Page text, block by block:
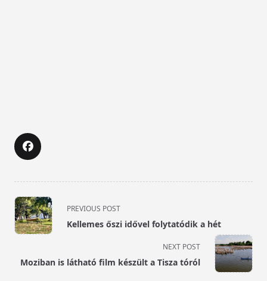
<span
class="nav-
subtitle
reader-
PREVIOUS POST
Kellemes őszi idővel folytatódik a hét
NEXT POST
Moziban is látható film készült a Tisza tóról